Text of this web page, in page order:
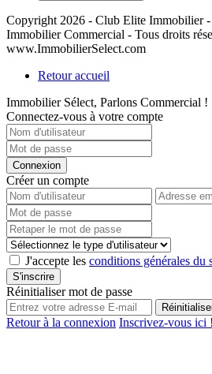
Copyright 2026 - Club Elite Immobilier
Immobilier Commercial - Tous droits
www.ImmobilierSelect.com
Retour accueil
Immobilier Sélect, Parlons Commercial !
Connectez-vous à votre compte
Connexion
Créer un compte
J'accepte les conditions générales du
S'inscrire
Réinitialiser mot de passe
Retour à la connexion Inscrivez-vous ici !